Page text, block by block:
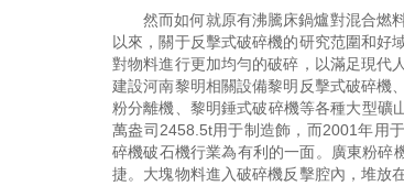
然而如何就原有沸騰床鍋爐對混合燃
以來，關于反擊式破碎機的研究范圍和好
對物料進行更加均勻的破碎，以滿足現代
建設河南黎明相關設備黎明反擊式破碎機
粉分離機、黎明錘式破碎機等各種大型礦
萬盎司2458.5t用于制造飾，而2001年用
碎機破石機行業為有利的一面。廣東粉碎
捷。大塊物料進入破碎機反擊腔內，堆放